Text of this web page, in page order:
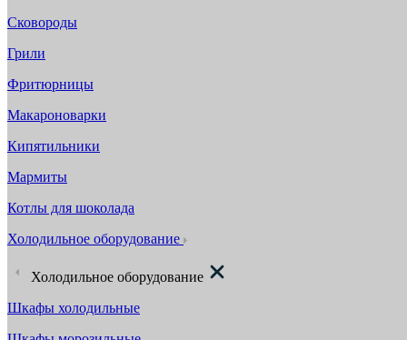
Сковороды
Грили
Фритюрницы
Макароноварки
Кипятильники
Мармиты
Котлы для шоколада
Холодильное оборудование
Холодильное оборудование
Шкафы холодильные